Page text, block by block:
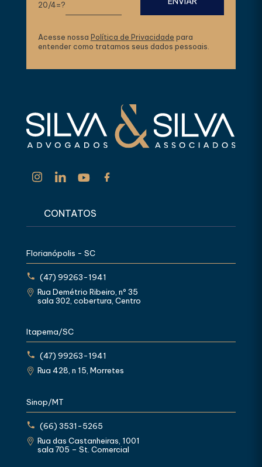
20/4=?
Acesse nossa Política de Privacidade para
entender como tratamos seus dados pessoais.
CONTATOS
Florianópolis - SC
(47) 99263-1941
Rua Demétrio Ribeiro, nº 35
sala 302, cobertura, Centro
Itapema/SC
(47) 99263-1941
Rua 428, n 15, Morretes
Sinop/MT
(66) 3531-5265
Rua das Castanheiras, 1001
sala 705 – St. Comercial